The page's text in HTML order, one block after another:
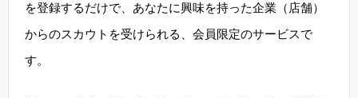
を登録するだけで、あなたに興味を持った企業（店舗）
からのスカウトを受けられる、会員限定のサービスで
す。